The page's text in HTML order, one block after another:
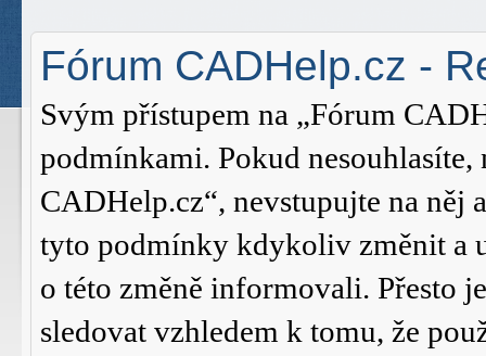
Fórum CADHelp.cz -
Svým přístupem na „Fórum
podmínkami. Pokud
CADHelp.cz“, nevstupujte na něj
tyto podmínky kdykoliv změnit a
o této změně informovali. Přesto
sledovat vzhledem k tomu, že